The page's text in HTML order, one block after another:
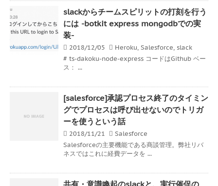
slackからチームスピリットの打刻を行う
には -botkit express mongodbでの実
装-
2018/12/05 Heroku, Salesforce, slack
# ts-dakoku-node-express コードはGithub ベー
ス： ...
[salesforce]承認プロセス終了のタイミン
グでプロセスは呼び出せないのでトリガ
ーを使うという話
2018/11/21
Salesforce
Salesforceの主要機能である商談管理。弊社リバ
ネスではこれに経費データを ...
共有・意識喚起のslackと、実行催促の